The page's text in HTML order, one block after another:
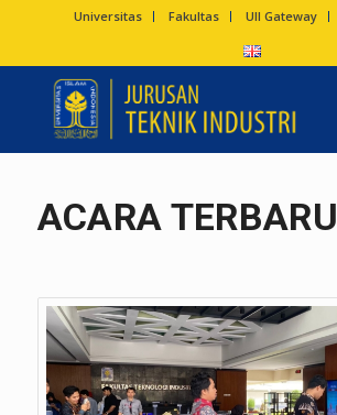
Universitas Fakultas UII Gateway
ACARA TERBARU